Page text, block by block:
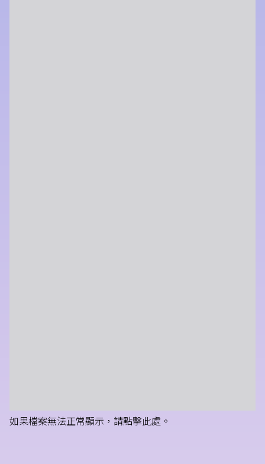
如果檔案無法正常顯示，請點擊此處。